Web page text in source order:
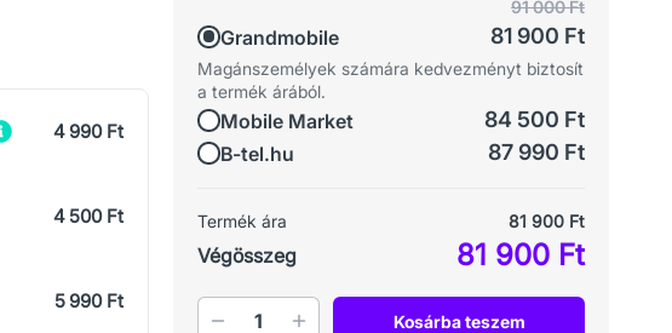
4 990 Ft
4 500 Ft
5 990 Ft
Grandmobile
91 000 Ft
81 900 Ft
Magánszemélyek számára kedvezményt biztosít
a termék árából.
Mobile Market 84 500 Ft
B-tel.hu 87 990 Ft
Termék ára 81 900 Ft
Végösszeg 81 900 Ft
Mennyiség Kosárba teszem